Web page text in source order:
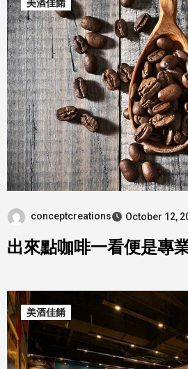
美酒佳餚
conceptcreations October 12,
出來點咖啡一看便是專
美酒佳餚